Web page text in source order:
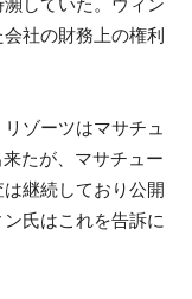
社の財務上の権利
ゾーツはマサチュ
たが、マサチュー
継続しており公開
氏はこれを告訴に